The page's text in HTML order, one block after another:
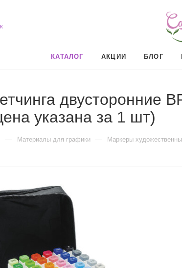
КАТАЛОГ АКЦИИ БЛОГ
двусторонние
указана за 1 шт)
— Материалы для графики — Маркеры